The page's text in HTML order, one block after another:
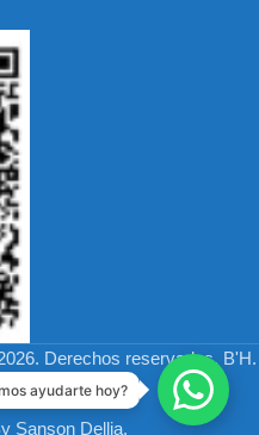
Derechos reservados. B'H.
Por
ayudarte hoy?